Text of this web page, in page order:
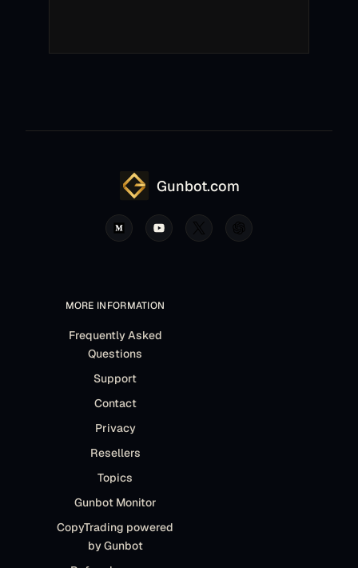
Gunbot.com
MORE INFORMATION
Frequently Asked
Questions
Support
Contact
Privacy
Resellers
Topics
Gunbot Monitor
CopyTrading powered
by Gunbot